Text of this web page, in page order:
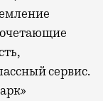
сервис.